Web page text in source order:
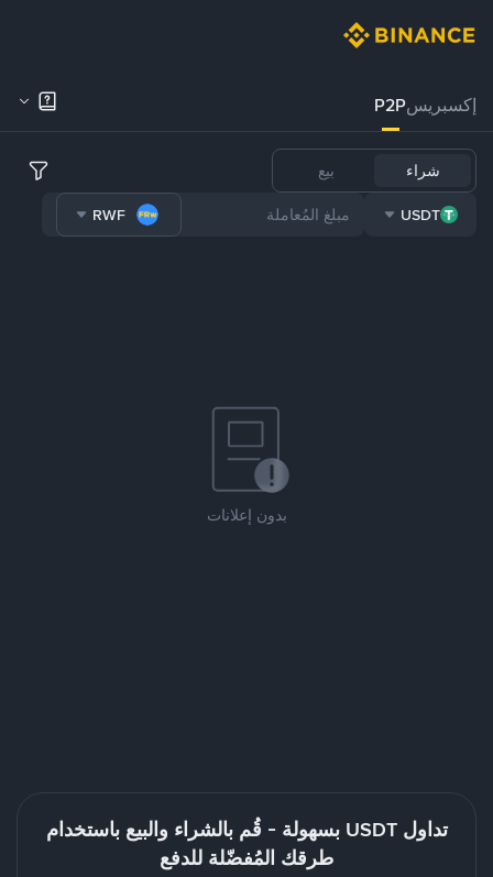
إكسبريسP2P
شراء بيع
USDT
RWF
بدون إعلانات
تداول USDT بسهولة - قُم بالشراء والبيع باستخدام
طرقك المُفضّلة للدفع